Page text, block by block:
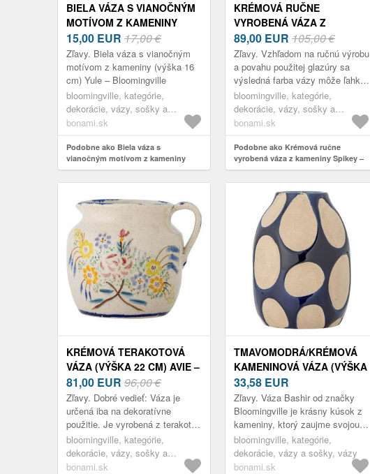
BIELA VÁZA S VIANOČNÝM
MOTÍVOM Z KAMENINY
(VÝŠKA 16 CM) YULE –
BLOOMINGVILLE
15,00 EUR 17,00 €
Zľavy. Biela váza s vianočným
motívom z kameniny (výška 16
cm) Yule – Bloomingville
bloomingville, kategórie,
dekorácie, vázy, sošky a
glóbusy, vázy
bonami.sk
Podobne ako Biela váza s
vianočným motívom z kameniny
(výška 16 cm) Yule – Bloomingville
KRÉMOVÁ RUČNE
VYROBENÁ VÁZA Z
KAMENINY SPIKEY –
BLOOMINGVILLE
89,00 EUR 105,00 €
Zľavy. Vzhľadom na ručnú výrobu
a povahu použitej glazúry sa
výsledná farba vázy môže ľahko
líšiť od ilustračných fotografií.
Táto skutočnosť dodáva každé...
bloomingville, kategórie,
dekorácie, vázy, sošky a
glóbusy, vázy
bonami.sk
Podobne ako Krémová ručne
vyrobená váza z kameniny Spikey –
Bloomingville
KRÉMOVÁ TERAKOTOVÁ
VÁZA (VÝŠKA 22 CM) AVIE –
BLOOMINGVILLE
81,00 EUR 96,00 €
Zľavy. Dobré vedieť: Váza je
určená iba na dekoratívne
použitie. Je vyrobená z terakoty
– vysokopriepustného materiálu,
pri ktorom nemožno zaručiť
vodotes...
bloomingville, kategórie,
dekorácie, vázy, sošky a
glóbusy, vázy
bonami.sk
TMAVOMODRÁ/KRÉMOVÁ
KAMENINOVÁ VÁZA (VÝŠKA
20 CM) BASHIR –
BLOOMINGVILLE
33,58 EUR
Zľavy. Váza Bashir od značky
Bloomingville je krásny kúsok z
kameniny, ktorý zaujme svojou
zaoblenou siluetou. Jej povrch je
pokrytý lesklou glazúrou. Dom...
bloomingville, kategórie,
dekorácie, vázy a sošky, vázy
bonami.sk